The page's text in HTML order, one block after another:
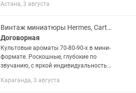
на !
Астана, 3 августа
Винтаж миниатюры Hermes, Cartier, Lancome, Guy Laroche, Paloma Picasso
Договорная
Культовые ароматы 70-80-90-х в мини-
формате. Роскошные, глубокие по
звучанию, с яркой индивидуальностью
Оригинальность композиций Hermes
Караганда, 3 августа